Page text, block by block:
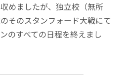
めましたが、独立校（無所
そのスタンフォード大戦にて
のすべての日程を終えまし